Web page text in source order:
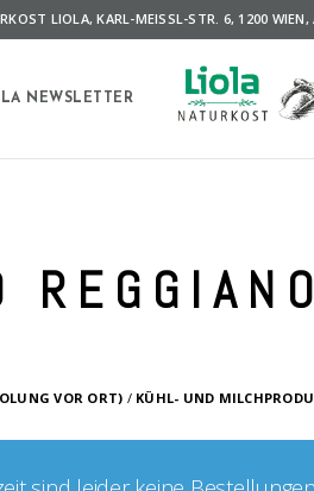
LIOLA, KARL-MEISSL-STR. 6, 1200 WIEN,
NEWSLETTER
VOR ORT) / KÜHL- UND